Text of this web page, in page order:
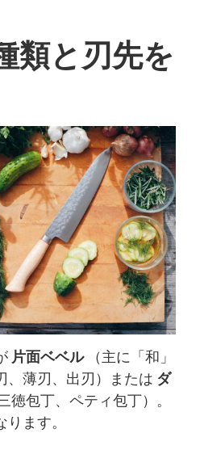
類と刃先を
片面ベベル（主に「和」
、薄刃、出刃）または ダ
徳包丁、ペティ包丁）。
ます。